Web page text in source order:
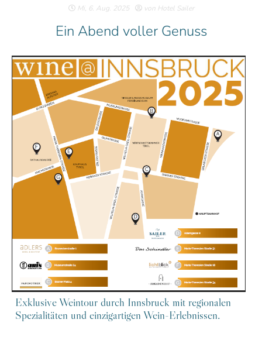
Mi, 6. Aug. 2025 von Hotel Sailer
Ein Abend voller Genuss
Exklusive Weintour durch Innsbruck mit regionalen
Spezialitäten und einzigartigen Wein-Erlebnissen.